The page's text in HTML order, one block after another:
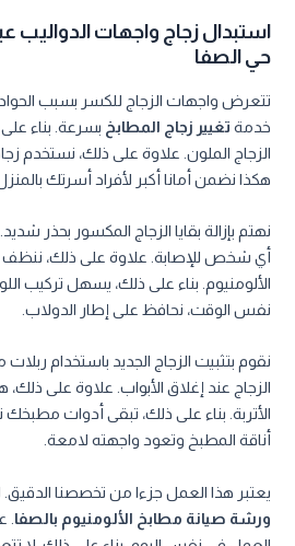
استبدال زجاج واجهات الدواليب
حي الصفا
تتعرض واجهات الزجاج للكسر بسبب
خدمة تغيير زجاج المطابخ بسرعة. بناء
الزجاج الملون. علاوة على ذلك، نستخدم
هكذا نضمن أمانا أكبر لأفراد أسرتك
نهتم بإزالة بقايا الزجاج المكسور بحذر
أي شخص للإصابة. علاوة على ذلك، ننظف
الألومنيوم. بناء على ذلك، يسهل تركيب
نفس الوقت، نحافظ على إطار الدولاب.
نقوم بتثبيت الزجاج الجديد باستخدام
الزجاج عند إغلاق الأبواب. علاوة على
الأتربة. بناء على ذلك، تبقى أدوات
أناقة المطبخ وتعود واجهته لامعة.
يعتبر هذا العمل جزءا من تخصصنا
ورشة صيانة مطابخ الألومنيوم بالصفا